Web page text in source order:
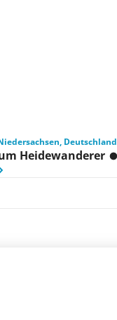
Deutschland
Heidewanderer